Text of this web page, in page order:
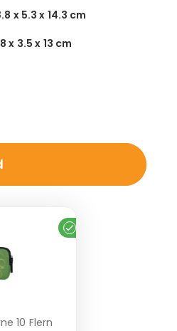
x 5.3 x 14.3 cm
x 3.5 x 13 cm
10 Flern